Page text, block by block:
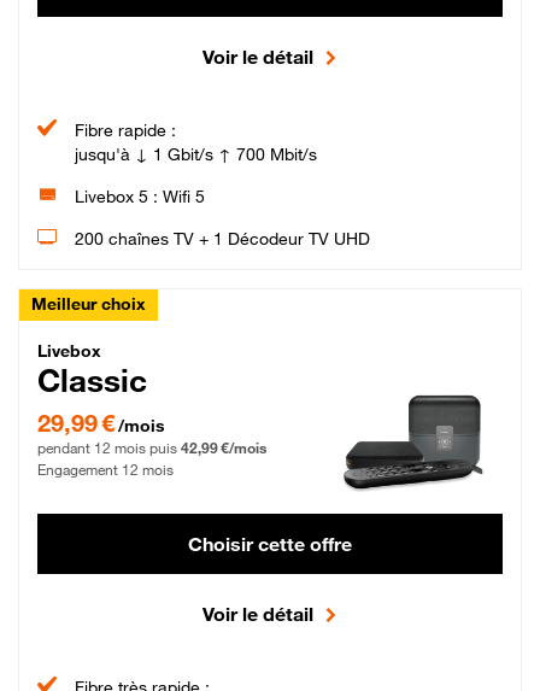
Voir le détail
Fibre rapide :
jusqu'à ↓ 1 Gbit/s ↑ 700 Mbit/s
Livebox 5 : Wifi 5
200 chaînes TV + 1 Décodeur TV UHD
Meilleur choix
Livebox Classic Fibre
Livebox
Classic
29,99 € par mois pendant 12 mois puis 42,99 € par mois, Engagement 12 mois
29,99 €/mois
pendant 12 mois puis 42,99 €/mois
Engagement 12 mois
Choisir cette offre
Voir le détail
Fibre très rapide :